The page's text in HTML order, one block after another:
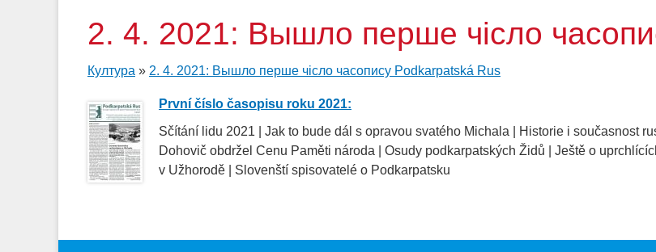
2. 4. 2021: Вышло перше чісло
Култура » 2. 4. 2021: Вышло перше чісло часопису Podkarpatská Rus
První číslo časopisu roku 2021:
Sčítání lidu 2021 | Jak to bude dál s opravou svatého Michala | Historie i současnost
Dohovič obdržel Cenu Paměti národa | Osudy podkarpatských Židů | Ještě o
v Užhorodě | Slovenští spisovatelé o Podkarpatsku